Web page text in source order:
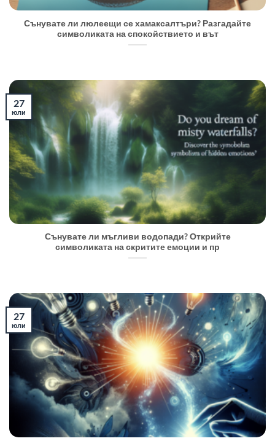
Сънувате ли люлеещи се хамаксалтъри? Разгадайте
символиката на спокойствието и вът
Сънувате ли мъгливи водопади? Открийте
символиката на скритите емоции и пр
27
юли
27
юли